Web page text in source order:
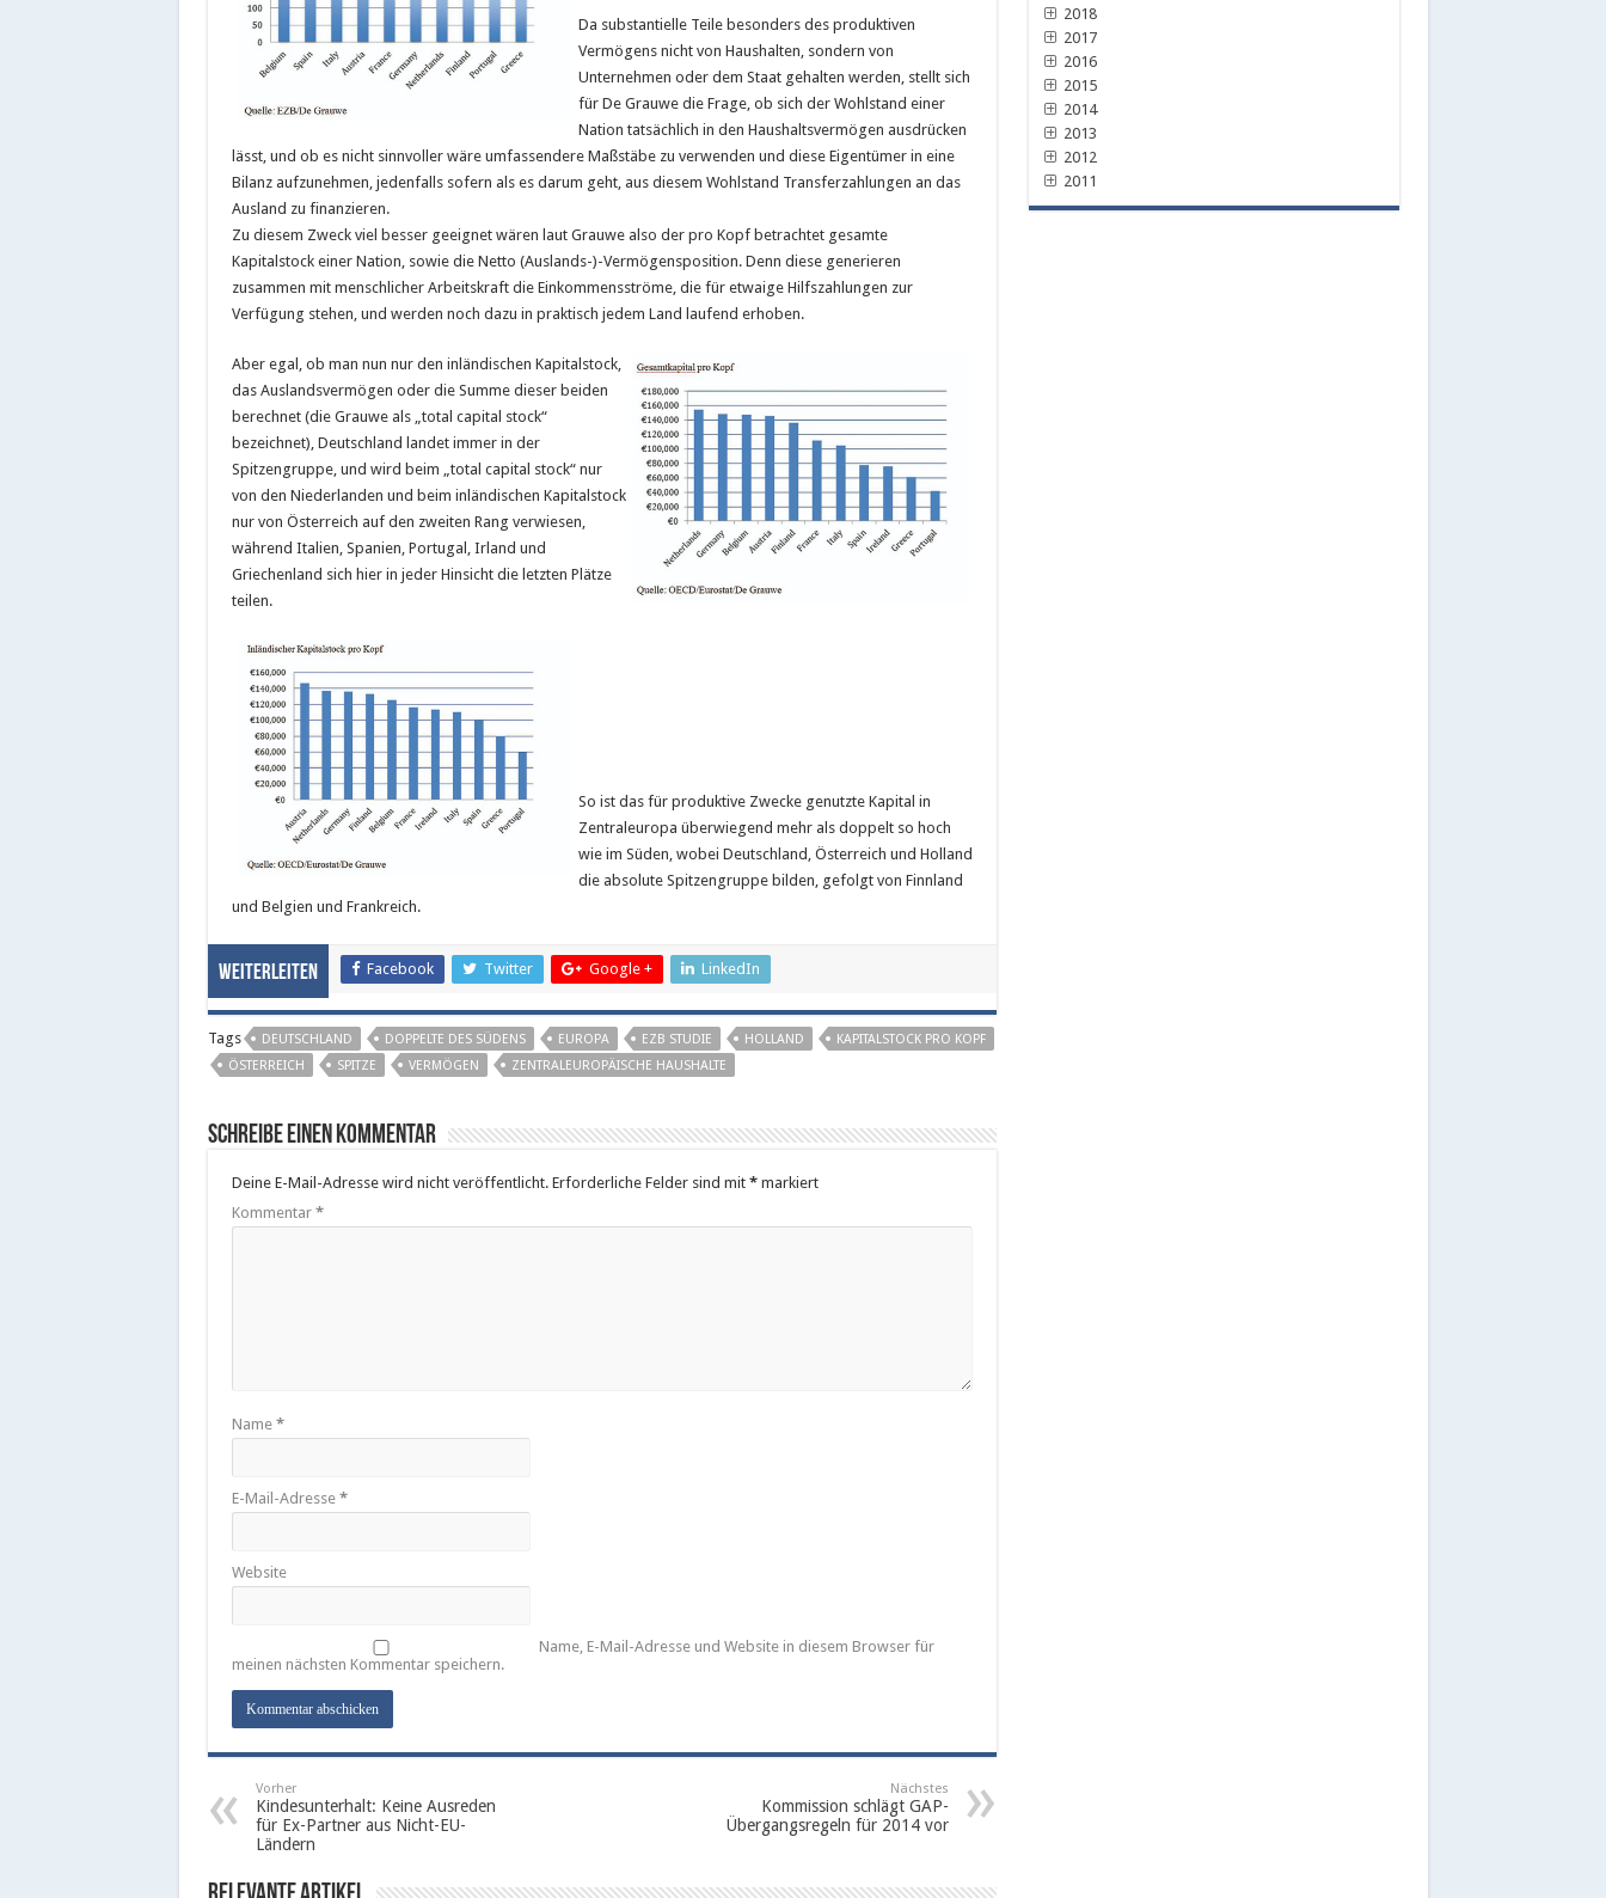
Da substantielle Teile besonders des produktiven
Vermögens nicht von Haushalten, sondern von
Unternehmen oder dem Staat gehalten werden, stellt sich
für De Grauwe die Frage, ob sich der Wohlstand einer
Nation tatsächlich in den Haushaltsvermögen ausdrücken
lässt, und ob es nicht sinnvoller wäre umfassendere Maßstäbe zu verwenden und diese Eigentümer in eine
Bilanz aufzunehmen, jedenfalls sofern als es darum geht, aus diesem Wohlstand Transferzahlungen an das
Ausland zu finanzieren.
Zu diesem Zweck viel besser geeignet wären laut Grauwe also der pro Kopf betrachtet gesamte
Kapitalstock einer Nation, sowie die Netto (Auslands-)-Vermögensposition. Denn diese generieren
zusammen mit menschlicher Arbeitskraft die Einkommensströme, die für etwaige Hilfszahlungen zur
Verfügung stehen, und werden noch dazu in praktisch jedem Land laufend erhoben.
Aber egal, ob man nun nur den inländischen Kapitalstock,
das Auslandsvermögen oder die Summe dieser beiden
berechnet (die Grauwe als „total capital stock“
bezeichnet), Deutschland landet immer in der
Spitzengruppe, und wird beim „total capital stock“ nur
von den Niederlanden und beim inländischen Kapitalstock
nur von Österreich auf den zweiten Rang verwiesen,
während Italien, Spanien, Portugal, Irland und
Griechenland sich hier in jeder Hinsicht die letzten Plätze
teilen.
So ist das für produktive Zwecke genutzte Kapital in
Zentraleuropa überwiegend mehr als doppelt so hoch
wie im Süden, wobei Deutschland, Österreich und Holland
die absolute Spitzengruppe bilden, gefolgt von Finnland
und Belgien und Frankreich.
Weiterleiten Facebook Twitter Google + LinkedIn
Tags DEUTSCHLAND DOPPELTE DES SÜDENS EUROPA EZB STUDIE HOLLAND
KAPITALSTOCK PRO KOPF
ÖSTERREICH
SPITZE VERMÖGEN ZENTRALEUROPÄISCHE HAUSHALTE
Schreibe einen Kommentar
Deine E-Mail-Adresse wird nicht veröffentlicht. Erforderliche Felder sind mit *markiert
Kommentar *
Name *
E-Mail-Adresse *
Website
Name, E-Mail-Adresse und Website in diesem Browser für
meinen nächsten Kommentar speichern.
Vorher
Kindesunterhalt: Keine Ausreden
für Ex-Partner aus Nicht-EU-
Ländern
Nächstes
Kommission schlägt GAP-
Übergangsregeln für 2014 vor
2018
2017
2016
2015
2014
2013
2012
2011